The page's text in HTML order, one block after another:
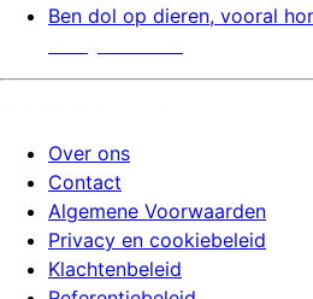
Ben dol op dieren, vooral
Over ons
Contact
Algemene Voorwaarden
Privacy en cookiebeleid
Klachtenbeleid